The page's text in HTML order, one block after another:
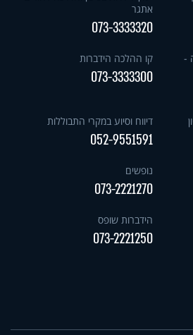
אתגר
073-3333320
-
קו ההלכה הידברות
073-3333300
דיווח וסיוע במקרי התבוללות
052-9551591
נופשים
073-2221270
הידברות שופס
073-2221250